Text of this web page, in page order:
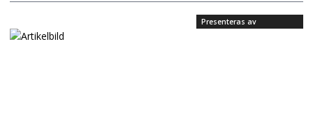
Presenteras av